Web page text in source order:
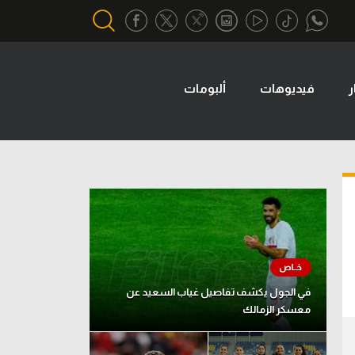
تحقيق في الجول
تقرير في الجول
تحليل في الجول
حكايات في الجول
كويز في الجول
فيديو في الجول
فيديوهات ألبومات
في الجول يكشف تفاصيل غياب السعيد عن
معسكر الزمالك